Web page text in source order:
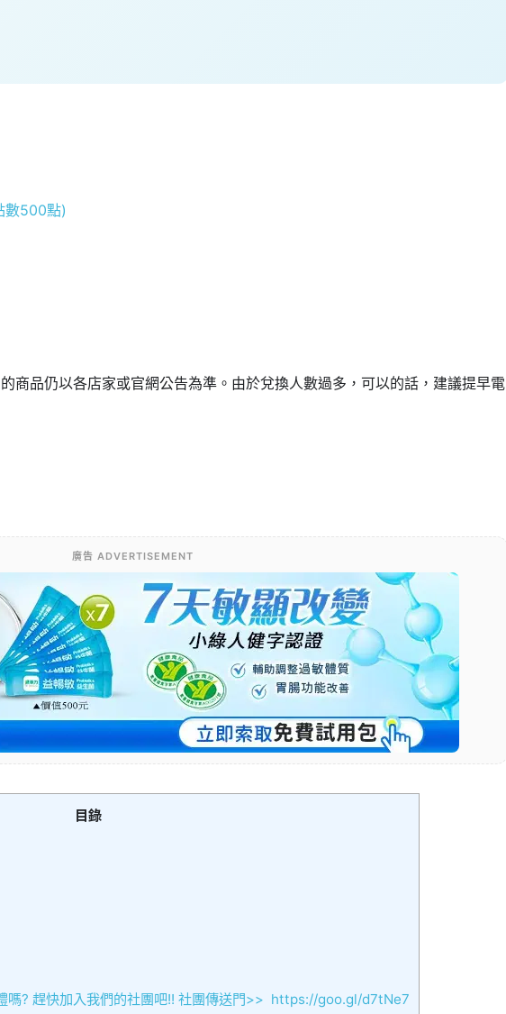
數500點)
商品仍以各店家或官網公告為準。由於兌換人數過多，可以的話，建議提早電
廣告 ADVERTISEMENT
目錄
嗎? 趕快加入我們的社團吧!! 社團傳送門>> https://goo.gl/d7tNe7